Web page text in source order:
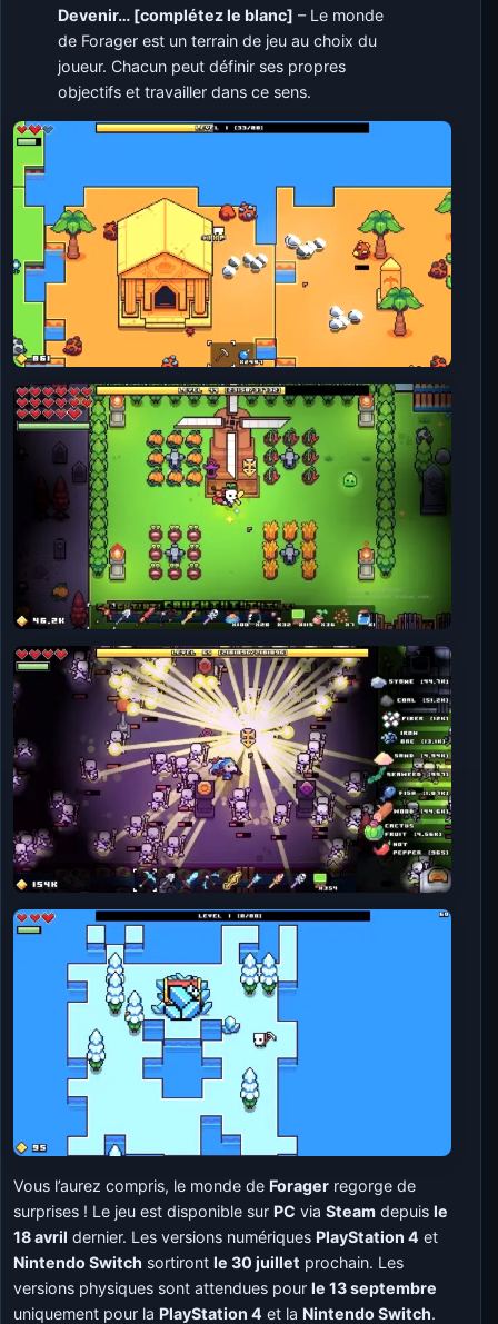
Devenir… [complétez le blanc] – Le monde
de Forager est un terrain de jeu au choix du
joueur. Chacun peut définir ses propres
objectifs et travailler dans ce sens.
Vous l’aurez compris, le monde de Forager regorge de
surprises ! Le jeu est disponible sur PC viaSteam depuisle
18 avril dernier. Les versions numériques PlayStation 4 et
Nintendo Switch sortirontle 30 juillet prochain. Les
versions physiques sont attendues pourle 13 septembre
uniquement pour la PlayStation 4 et la Nintendo Switch.